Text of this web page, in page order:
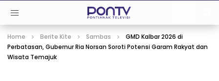
Home Berite Kite Sambas
GMD Kalbar 2026 di
Perbatasan, Gubernur Ria Norsan Soroti Potensi Garam Rakyat dan
Wisata Temajuk